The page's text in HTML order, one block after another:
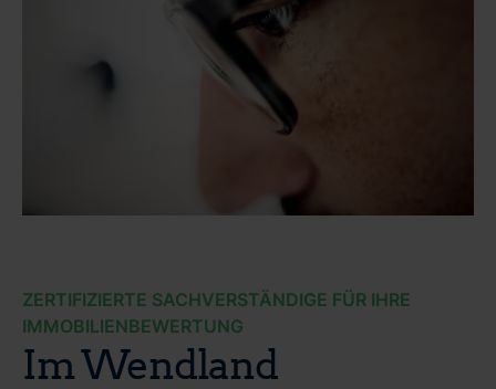
ZERTIFIZIERTE SACHVERSTÄNDIGE FÜR IHRE
IMMOBILIENBEWERTUNG
Im Wendland